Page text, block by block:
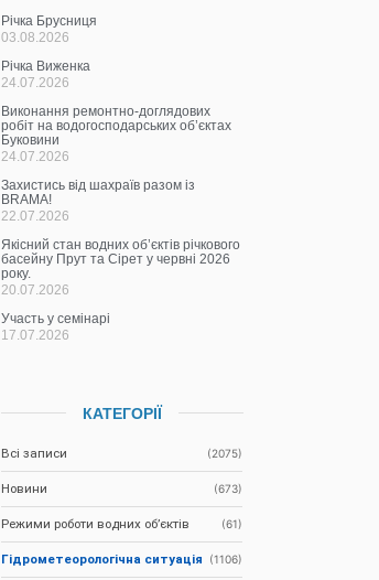
Річка Брусниця
03.08.2026
Річка Виженка
24.07.2026
Виконання ремонтно-доглядових
робіт на водогосподарських об’єктах
Буковини
24.07.2026
Захистись від шахраїв разом із
BRAMA!
22.07.2026
Якісний стан водних об’єктів річкового
басейну Прут та Сірет у червні 2026
року.
20.07.2026
Участь у семінарі
17.07.2026
КАТЕГОРІЇ
Всі записи (2075)
Новини (673)
Режими роботи водних об’єктів (61)
Гідрометеорологічна ситуація (1106)